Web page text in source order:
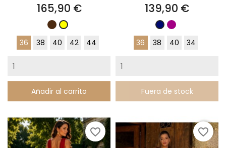
Precio
165,90 €
Marrón
Chocolate
Amarillo
36
38 40 42 44
Añadir al carrito
Precio
139,90 €
Azul
Marino
Buganvilla
36
38 40 34
Fuera de stock
favorite_border favorite_border